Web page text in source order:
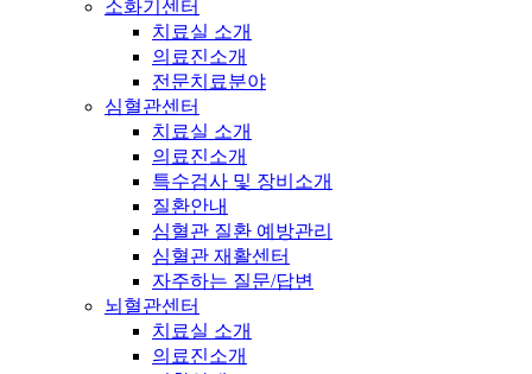
소화기센터
치료실 소개
의료진소개
전문치료분야
심혈관센터
치료실 소개
의료진소개
특수검사 및 장비소개
질환안내
심혈관 질환 예방관리
심혈관 재활센터
자주하는 질문/답변
뇌혈관센터
치료실 소개
의료진소개